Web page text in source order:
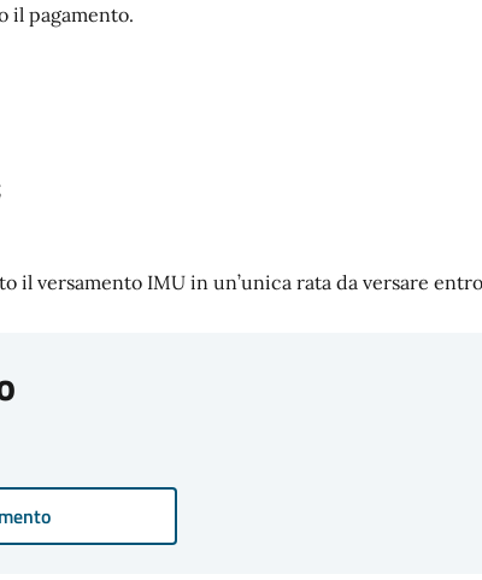
il pagamento.
il versamento IMU in un’unica rata da versare